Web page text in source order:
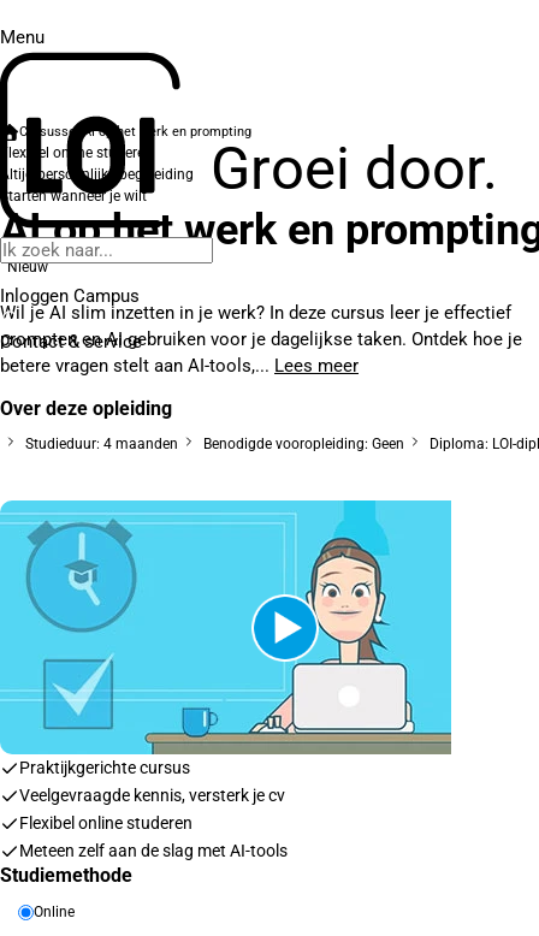
Menu
Groei door.
Inloggen Campus
Contact& service
Cursussen AI op het werk en prompting
Flexibel online studeren
Altijd persoonlijke begeleiding
Starten wanneer je wilt
AI op het werk en
Nieuw
Wil je AI slim inzetten in je werk? In deze cursus leer je effectief
prompten en AI gebruiken voor je dagelijkse taken. Ontdek hoe je
betere vragen stelt aan AI-tools,... Lees meer
Over deze opleiding
Studieduur: 4 maanden Benodigde vooropleiding: Geen Diploma: LOI-
Praktijkgerichte cursus
Veelgevraagde kennis, versterk je cv
Flexibel online studeren
Meteen zelf aan de slag met AI-tools
Studiemethode
Online